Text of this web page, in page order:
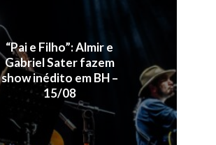
“Pai e Filho”: Almir e
Gabriel Sater fazem
show inédito em BH –
15/08